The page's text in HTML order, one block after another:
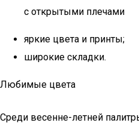
с открытыми плечами
яркие цвета и принты;
широкие складки.
Любимые цвета
Среди весенне-летней